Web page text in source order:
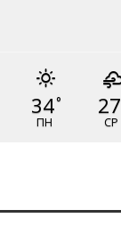
34°
ПН
27
СР